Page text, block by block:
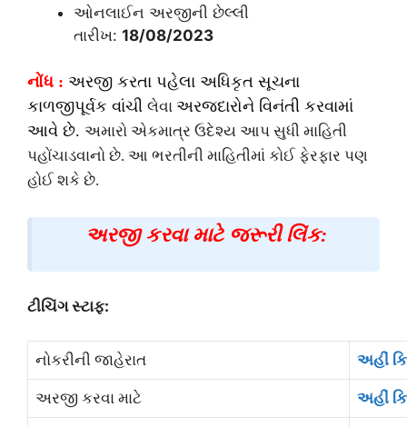
ઓનલાઈન અરજીની છેલ્લી
તારીખ: 18/08/2023
નોંધ : અરજી કરતા પહેલા અધિકૃત સૂચના
કાળજીપૂર્વક વાંચી લેવા અરજદારોને વિનંતી કરવામાં
આવે છે. અમારો એકમાત્ર ઉદેશ્ય આપ સુધી માહિતી
પહોંચાડવાનો છે. આ ભરતીની માહિતીમાં કોઈ ફેરફાર પણ
હોઈ શકે છે.
અરજી કરવા માટે જરૂરી લિંક:
ટીચિંગ સ્ટાફ:
નોકરીની જાહેરાત અહીં
અરજી કરવા માટે અહીં